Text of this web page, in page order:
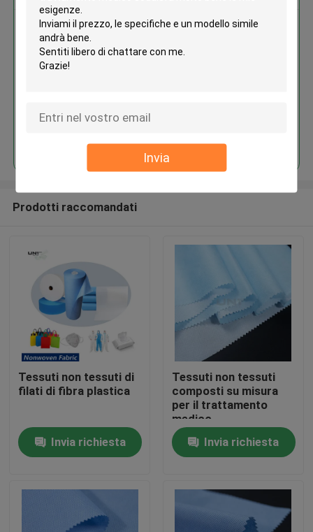
Invia
Casa.
Su di noi
Tessuti non tessuti composti su
misura per il trattamento
Prodotti raccomandati
Tessuti non tessuti di
filati di fibra plastica
Invia richiesta
Tessuti non tessuti
composti su misura
per il trattamento
medico
Invia richiesta